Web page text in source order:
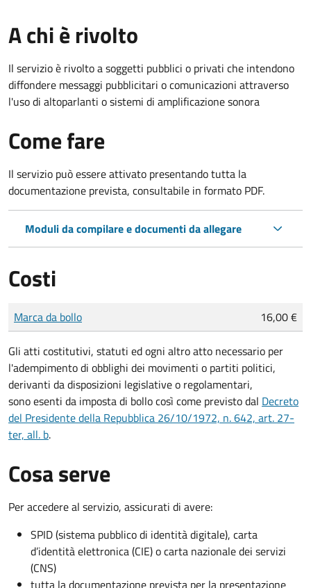
A chi è rivolto
Il servizio è rivolto a soggetti pubblici o privati che intendono
diffondere messaggi pubblicitari o comunicazioni attraverso
l'uso di altoparlanti o sistemi di amplificazione sonora
Come fare
Il servizio può essere attivato presentando tutta la
documentazione prevista, consultabile in formato PDF.
Moduli da compilare e documenti da allegare
Costi
Tipo di pagamento
Importo
Marca da bollo 16,00 €
Gli atti costitutivi, statuti ed ogni altro atto necessario per
l'adempimento di obblighi dei movimenti o partiti politici,
derivanti da disposizioni legislative o regolamentari,
sonoesenti da imposta di bollocosì come previsto dal Decreto
del Presidente della Repubblica 26/10/1972, n. 642, art. 27-
ter, all. b.
Cosa serve
Per accedere al servizio, assicurati di avere:
SPID (sistema pubblico di identità digitale), carta
d’identità elettronica (CIE) o carta nazionale dei servizi
(CNS)
tutta la documentazione prevista per la presentazione